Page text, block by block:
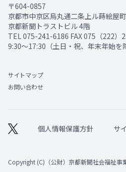
〒604-0857
京都市中京区烏丸通二条上ル蒔絵屋
京都新聞トラストビル 4階
TEL 075-241-6186 FAX 075（222）
9:30～17:30（土日・祝、年末年始を
サイトマップ
お問い合わせ
個人情報保護方針 サ
Copyright (C)（公財）京都新聞社会福祉事